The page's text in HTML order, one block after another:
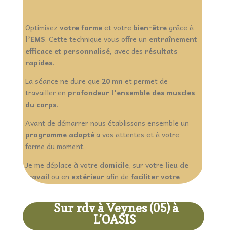
Optimisez votre formeet votre bien-êtregrâce à
l’EMS. Cette technique vous offre un entraînement
efficace et personnalisé, avec des résultats
rapides.
La séance ne dure que 20 mn et permet de
travailler en profondeur l’ensemble des muscles
du corps.
Avant de démarrer nous établissons ensemble un
programme adaptéa vos attentes et à votre
forme du moment.
Je me déplace à votre domicile, sur votre lieu de
travail ou en extérieurafin de faciliter votre
Sur rdv à Veynes (05) à
L’OASIS